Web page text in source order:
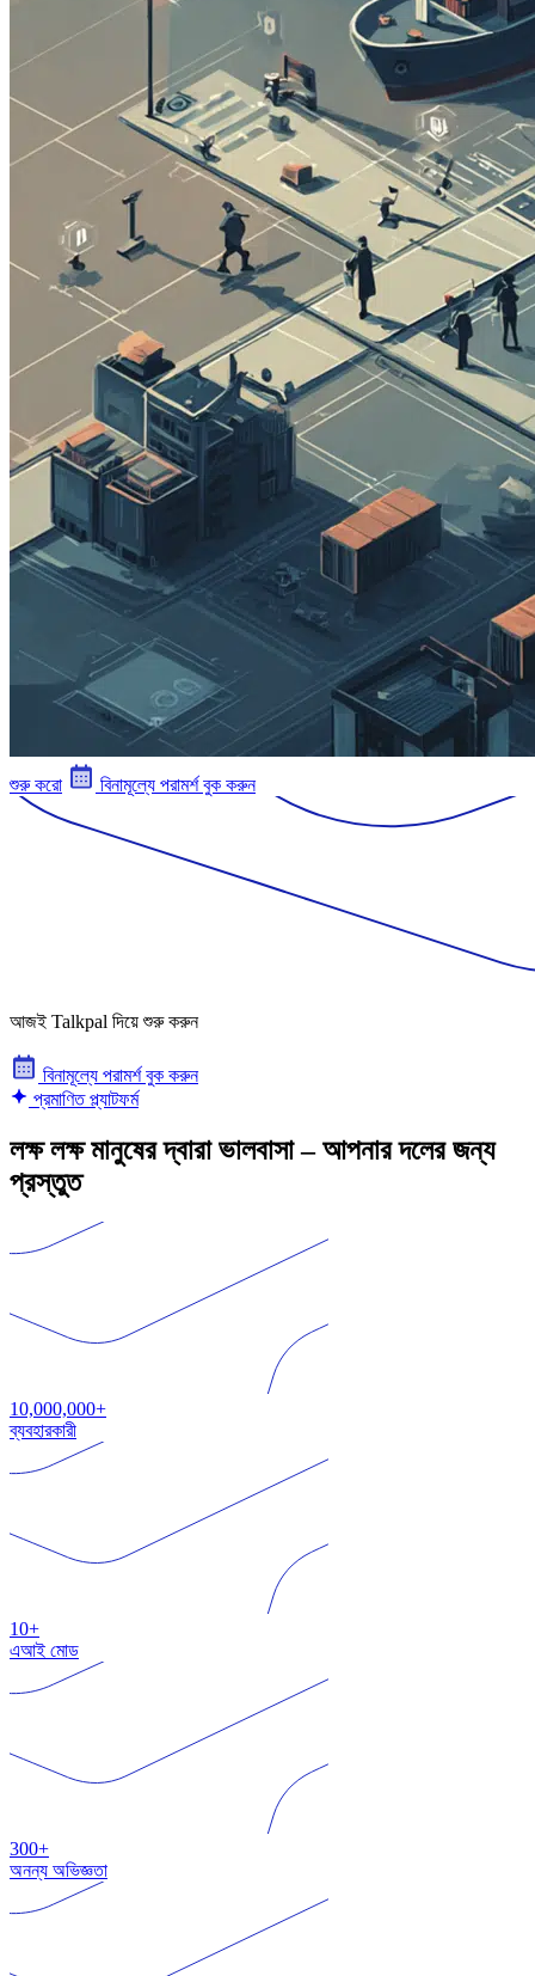
শুরু করো বিনামূল্যে পরামর্শ বুক করুন
আজই Talkpal দিয়ে শুরু করুন
বিনামূল্যে পরামর্শ বুক করুন
প্রমাণিত প্ল্যাটফর্ম
লক্ষ লক্ষ মানুষের দ্বারা ভালবাসা – আপনার দলের জন্য
প্রস্তুত
10,000,000+
ব্যবহারকারী
10+
এআই মোড
300+
অনন্য অভিজ্ঞতা